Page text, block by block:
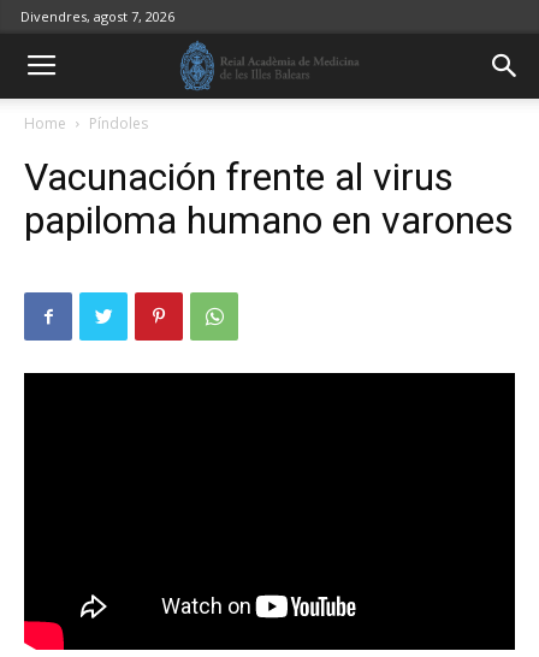
Divendres, agost 7, 2026
Home Píndoles
Vacunación frente al virus
papiloma humano en varones